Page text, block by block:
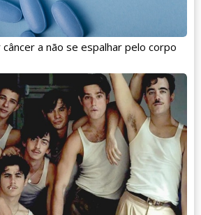
a não se espalhar pelo corpo